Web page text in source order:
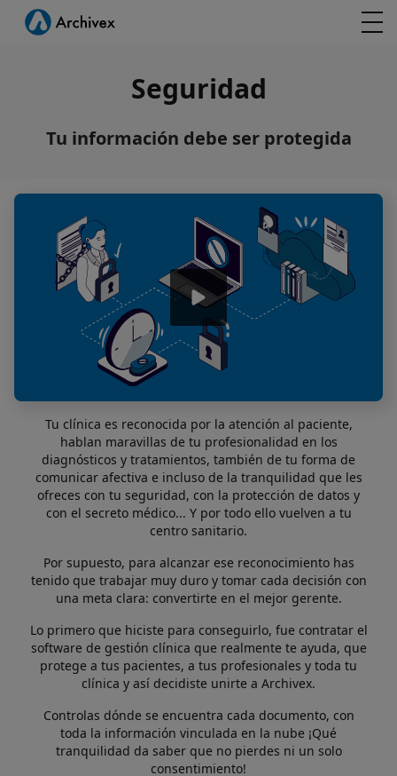
Seguridad
Tu información debe ser protegida
Tu clínica es reconocida por la atención al paciente,
hablan maravillas de tu profesionalidad en los
diagnósticos y tratamientos, también de tu forma de
comunicar afectiva e incluso de la tranquilidad que les
ofreces con tu seguridad, con la protección de datos y
con el secreto médico... Y por todo ello vuelven a tu
centro sanitario.
Por supuesto, para alcanzar ese reconocimiento has
tenido que trabajar muy duro y tomar cada decisión con
una meta clara: convertirte en el mejor gerente.
Lo primero que hiciste para conseguirlo, fue contratar el
software de gestión clínica que realmente te ayuda, que
protege a tus pacientes, a tus profesionales y toda tu
clínica y así decidiste unirte a Archivex.
Controlas dónde se encuentra cada documento, con
toda la información vinculada en la nube ¡Qué
tranquilidad da saber que no pierdes ni un solo
consentimiento!